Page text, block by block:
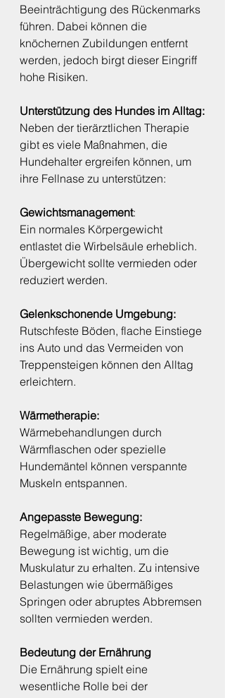
Beeinträchtigung des Rückenmarks
führen. Dabei können die
knöchernen Zubildungen entfernt
werden, jedoch birgt dieser Eingriff
hohe Risiken.
Unterstützung des Hundes im Alltag:
Neben der tierärztlichen Therapie
gibt es viele Maßnahmen, die
Hundehalter ergreifen können, um
ihre Fellnase zu unterstützen:
Gewichtsmanagement:
Ein normales Körpergewicht
entlastet die Wirbelsäule erheblich.
Übergewicht sollte vermieden oder
reduziert werden.
Gelenkschonende Umgebung:
Rutschfeste Böden, flache Einstiege
ins Auto und das Vermeiden von
Treppensteigen können den Alltag
erleichtern.
Wärmetherapie:
Wärmebehandlungen durch
Wärmflaschen oder spezielle
Hundemäntel können verspannte
Muskeln entspannen.
Angepasste Bewegung:
Regelmäßige, aber moderate
Bewegung ist wichtig, um die
Muskulatur zu erhalten. Zu intensive
Belastungen wie übermäßiges
Springen oder abruptes Abbremsen
sollten vermieden werden.
Bedeutung der Ernährung
Die Ernährung spielt eine
wesentliche Rolle bei der